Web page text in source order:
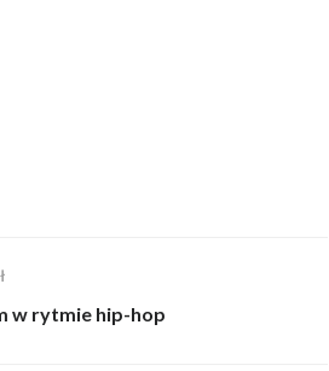
w rytmie hip-hop